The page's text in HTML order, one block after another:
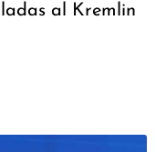
al Kremlin